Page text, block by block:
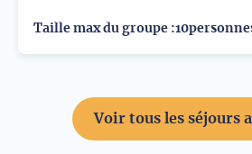
Taille max du groupe :10
Voir tous les séjours